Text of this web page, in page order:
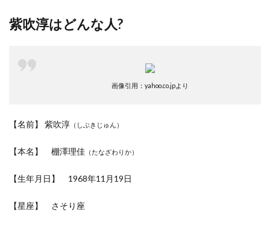
紫吹淳はどんな人?
画像引用：yahoo.co.jpより
【名前】 紫吹淳 （しぶきじゅん）
【本名】 棚澤理佳 （たなざわりか）
【生年月日】 1968年11月19日
【星座】 さそり座